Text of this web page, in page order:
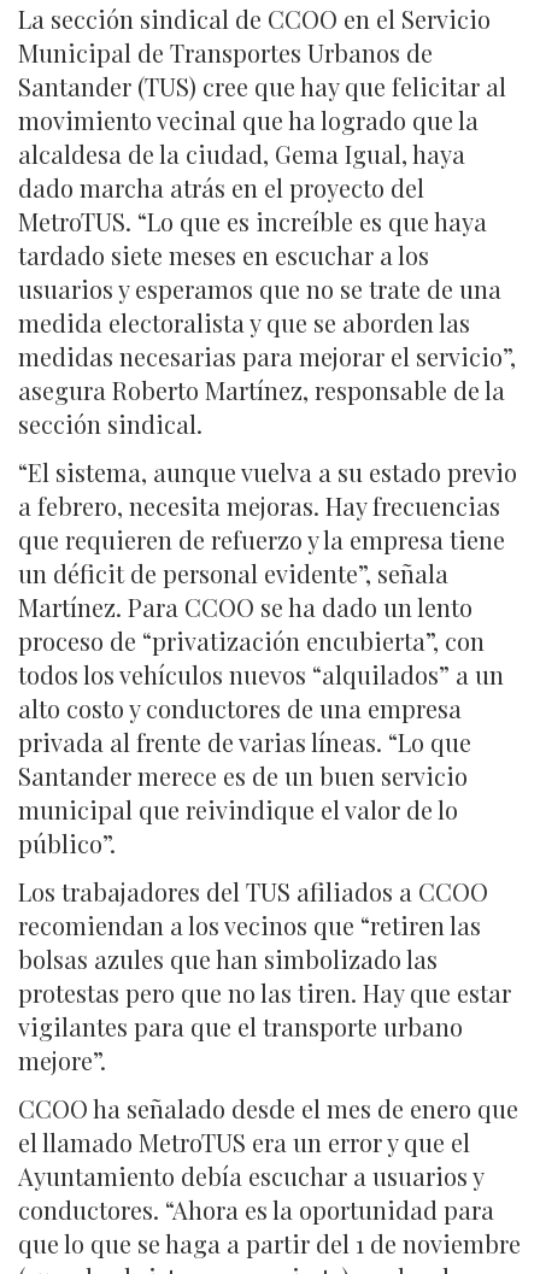
La sección sindical de CCOO en el Servicio
Municipal de Transportes Urbanos de
Santander (TUS) cree que hay que felicitar al
movimiento vecinal que ha logrado que la
alcaldesa de la ciudad, Gema Igual, haya
dado marcha atrás en el proyecto del
MetroTUS. “Lo que es increíble es que haya
tardado siete meses en escuchar a los
usuarios y esperamos que no se trate de una
medida electoralista y que se aborden las
medidas necesarias para mejorar el servicio”,
asegura Roberto Martínez, responsable de la
sección sindical.
“El sistema, aunque vuelva a su estado previo
a febrero, necesita mejoras. Hay frecuencias
que requieren de refuerzo y la empresa tiene
un déficit de personal evidente”, señala
Martínez. Para CCOO se ha dado un lento
proceso de “privatización encubierta”, con
todos los vehículos nuevos “alquilados” a un
alto costo y conductores de una empresa
privada al frente de varias líneas. “Lo que
Santander merece es de un buen servicio
municipal que reivindique el valor de lo
público”.
Los trabajadores del TUS afiliados a CCOO
recomiendan a los vecinos que “retiren las
bolsas azules que han simbolizado las
protestas pero que no las tiren. Hay que estar
vigilantes para que el transporte urbano
mejore”.
CCOO ha señalado desde el mes de enero que
el llamado MetroTUS era un error y que el
Ayuntamiento debía escuchar a usuarios y
conductores. “Ahora es la oportunidad para
que lo que se haga a partir del 1 de noviembre